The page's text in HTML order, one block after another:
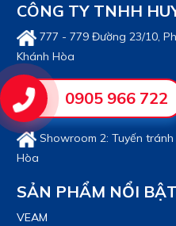
CÔNG TY TNHH
777 - 779 Đường 23/10,
Khánh Hòa
Showroom 1: Đại lộ Võ
Hòa
Showroom 2: Tuyến tránh
Hòa
SẢN PHẨM NỔI BẬT
VEAM
0905 966 722